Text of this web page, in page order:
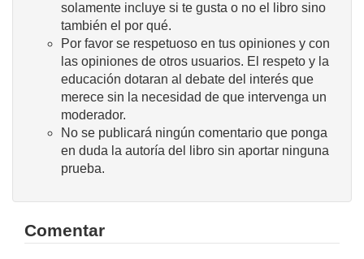
solamente incluye si te gusta o no el libro sino
también el por qué.
Por favor se respetuoso en tus opiniones y con
las opiniones de otros usuarios. El respeto y la
educación dotaran al debate del interés que
merece sin la necesidad de que intervenga un
moderador.
No se publicará ningún comentario que ponga
en duda la autoría del libro sin aportar ninguna
prueba.
Comentar